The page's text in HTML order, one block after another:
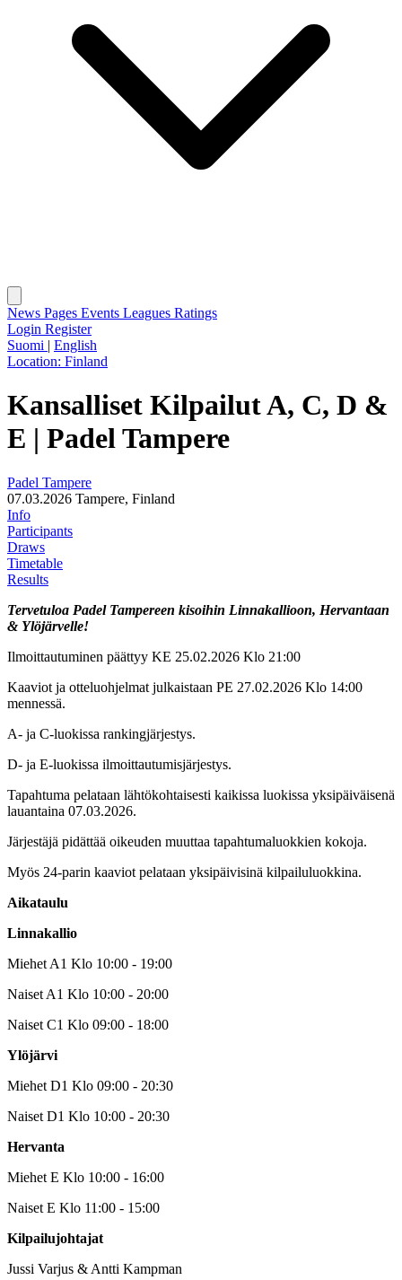
News Pages Events Leagues Ratings
Login Register
Suomi | English
Location: Finland
Kansalliset Kilpailut A, C, D &
E | Padel Tampere
Padel Tampere
07.03.2026 Tampere, Finland
Info
Participants
Draws
Timetable
Results
Tervetuloa Padel Tampereen kisoihin Linnakallioon, Hervantaan
& Ylöjärvelle!
Ilmoittautuminen päättyy KE 25.02.2026 Klo 21:00
Kaaviot ja otteluohjelmat julkaistaan PE 27.02.2026 Klo 14:00
mennessä.
A- ja C-luokissa rankingjärjestys.
D- ja E-luokissa ilmoittautumisjärjestys.
Tapahtuma pelataan lähtökohtaisesti kaikissa luokissa yksipäiväisenä
lauantaina 07.03.2026.
Järjestäjä pidättää oikeuden muuttaa tapahtumaluokkien kokoja.
Myös 24-parin kaaviot pelataan yksipäivisinä kilpailuluokkina.
Aikataulu
Linnakallio
Miehet A1 Klo 10:00 - 19:00
Naiset A1 Klo 10:00 - 20:00
Naiset C1 Klo 09:00 - 18:00
Ylöjärvi
Miehet D1 Klo 09:00 - 20:30
Naiset D1 Klo 10:00 - 20:30
Hervanta
Miehet E Klo 10:00 - 16:00
Naiset E Klo 11:00 - 15:00
Kilpailujohtajat
Jussi Varjus & Antti Kampman